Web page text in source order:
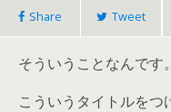
Share Tweet
そういうことなんです。
こういうタイトルをつ